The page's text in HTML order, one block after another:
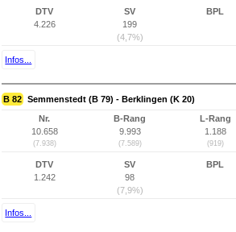
DTV
4.226
SV
199
(4,7%)
BPL
Infos...
B 82 Semmenstedt (B 79) - Berklingen (K 20)
Nr.
10.658
(7.938)
B-Rang
9.993
(7.589)
L-Rang
1.188
(919)
DTV
1.242
SV
98
(7,9%)
BPL
Infos...